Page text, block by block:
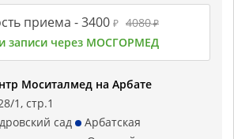
приема -3400 ₽ 4080₽
записи через МОСГОРМЕД
Моситалмед на Арбате
1, стр.1
сад
Арбатская